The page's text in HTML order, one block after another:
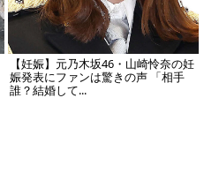
【妊娠】元乃木坂46・山崎怜奈の妊
娠発表にファンは驚きの声 「相手
誰？結婚して...